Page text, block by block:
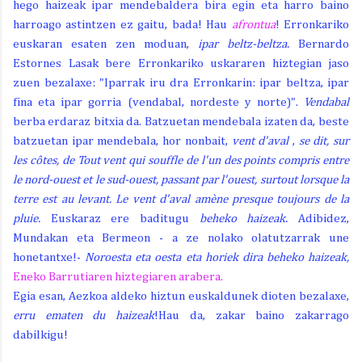
hego haizeak ipar mendebaldera bira egin eta harro baino
harroago astintzen ez gaitu, bada! Hau afrontua! Erronkariko
euskaran esaten zen moduan, ipar beltz-beltza. Bernardo
Estornes Lasak bere Erronkariko uskararen hiztegian jaso
zuen bezalaxe: "Iparrak iru dra Erronkarin: ipar beltza, ipar
fina eta ipar gorria (vendabal, nordeste y norte)".
Vendabal
berba erdaraz bitxia da. Batzuetan mendebala izaten da, beste
batzuetan ipar mendebala, hor nonbait, vent d'aval, se dit, sur
les côtes, de Tout vent qui souffle de l'un des points compris entre
le nord-ouest et le sud-ouest, passant par l'ouest, surtout lorsque la
terre est au levant. Le vent d'aval amène presque toujours de la
pluie. Euskaraz ere baditugu beheko haizeak.Adibidez,
Mundakan eta Bermeon - a ze nolako olatutzarrak une
honetantxe!- Noroesta eta oesta eta horiek dira beheko haizeak,
Eneko Barrutiaren hiztegiaren arabera.
Egia esan, Aezkoa aldeko hiztun euskaldunek dioten bezalaxe,
erru ematen du haizeak!Hau da, zakar baino zakarrago
dabilkigu!